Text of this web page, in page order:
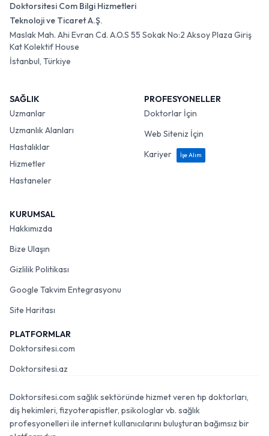
Doktorsitesi Com Bilgi Hizmetleri
Teknoloji ve Ticaret A.Ş.
Maslak Mah. Ahi Evran Cd. A.O.S 55 Sokak No:2 Aksoy Plaza Giriş
Kat Kolektif House
İstanbul, Türkiye
SAĞLIK
Uzmanlar
Uzmanlık Alanları
Hastalıklar
Hizmetler
Hastaneler
PROFESYONELLER
Doktorlar İçin
Web Siteniz İçin
Kariyer
İşe Alım
KURUMSAL
Hakkımızda
Bize Ulaşın
Gizlilik Politikası
Google Takvim Entegrasyonu
Site Haritası
PLATFORMLAR
Doktorsitesi.com
Doktorsitesi.az
Doktorsitesi.com sağlık sektöründe hizmet veren tıp doktorları,
diş hekimleri, fizyoterapistler, psikologlar vb. sağlık
profesyonelleri ile internet kullanıcılarını buluşturan bağımsız bir